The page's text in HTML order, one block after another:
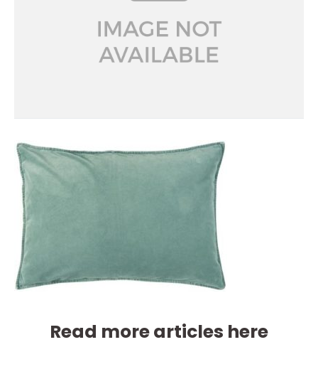
Read more articles here